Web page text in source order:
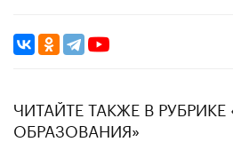
ЧИТАЙТЕ ТАКЖЕ В РУБРИКЕ
ОБРАЗОВАНИЯ»